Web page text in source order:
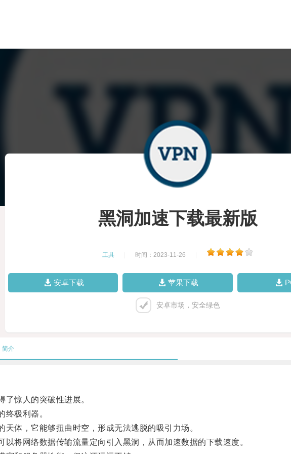
黑洞加速下载最新版
工具 时间：2023-11-26
安卓下载 苹果下载
安卓市场，安全绿色
简介
惊人的突破性进展。
极利器。
体，它能够扭曲时空，形成无法逃脱的吸引力场。
将网络数据传输流量定向引入黑洞，从而加速数据的下载速度。